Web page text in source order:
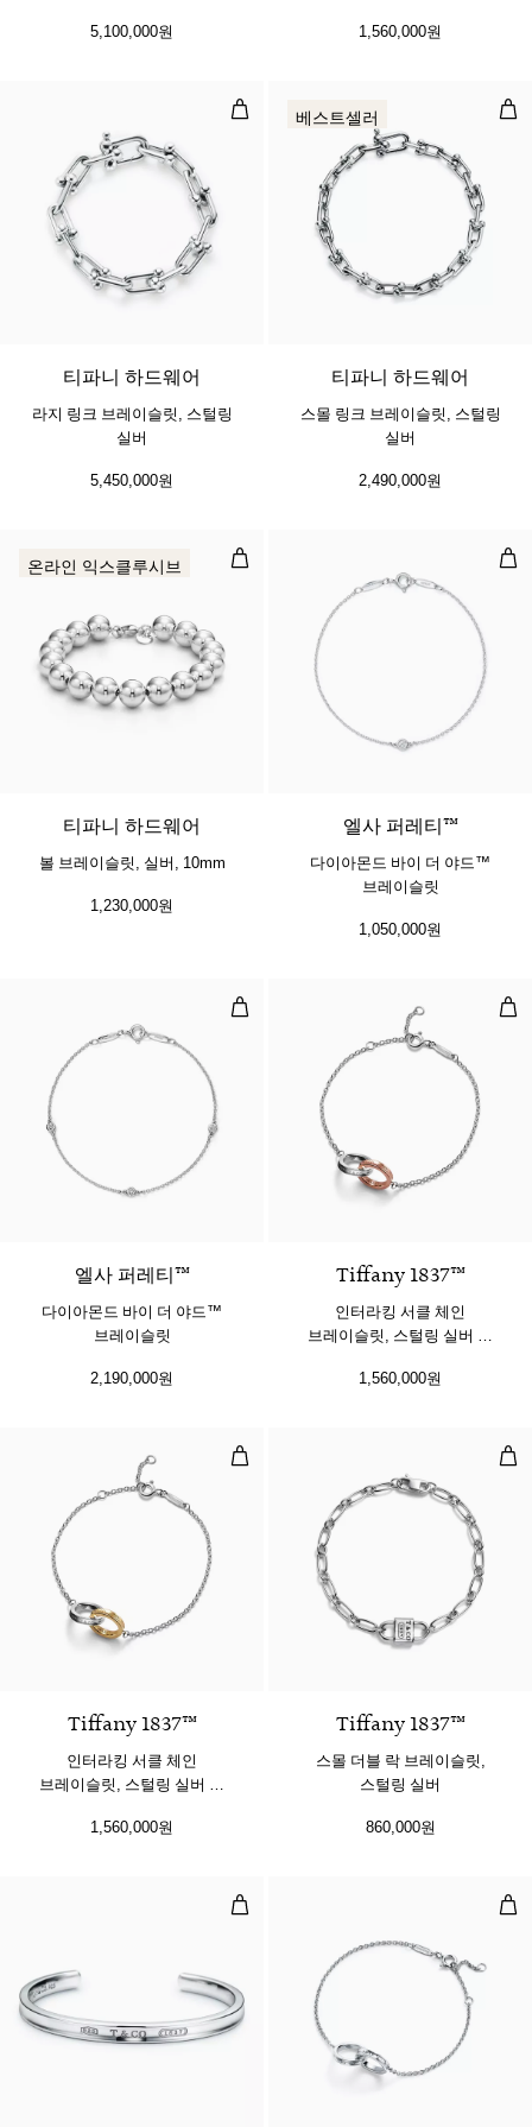
5,100,000원
1,560,000원
라지 링크 브레이슬릿, 스털링 실버
티파니 하드웨어
라지 링크 브레이슬릿, 스털링
실버
5,450,000원
스
베스트셀러
티파니 하드웨어
스몰 링크 브레이슬릿, 스털링
실버
2,490,000원
볼 브레이슬릿, 실버, 10mm
온라인 익스클루시브
티파니 하드웨어
볼 브레이슬릿, 실버, 10mm
1,230,000원
다
​​엘사 퍼레티™
다이아몬드 바이 더 야드™
브레이슬릿
1,050,000원
다이아몬드 바이 더 야드™ 브레이
​​엘사 퍼레티™
다이아몬드 바이 더 야드™
브레이슬릿
2,190,000원
인
Tiffany 1837™
인터라킹 서클 체인
브레이슬릿, 스털링 실버 및
1,560,000원
인터라킹 서클 체인 브레이슬릿, 스
Tiffany 1837™
인터라킹 서클 체인
브레이슬릿, 스털링 실버 및
1,560,000원
스
Tiffany 1837™
스몰 더블 락 브레이슬릿,
스털링 실버
860,000원
커프, 실버, 네로우 인